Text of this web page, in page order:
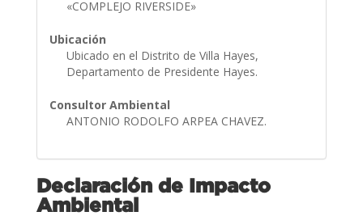
«COMPLEJO RIVERSIDE»
Ubicación
Ubicado en el Distrito de Villa Hayes,
Departamento de Presidente Hayes.
Consultor Ambiental
ANTONIO RODOLFO ARPEA CHAVEZ.
Declaración de Impacto
Ambiental